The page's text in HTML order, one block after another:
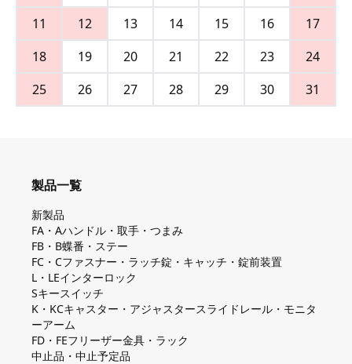
11
12 13 14 15 16
17
18
19 20 21 22 23
24
25
26 27 28 29 30 31
製品一覧
新製品
FA・Aハンドル・取手・つまみ
FB・B蝶番・ステー
FC・Cファスナー・ラッチ錠・キャッチ・錠前装置
L・LEインターロック
Sキースイッチ
K・KCキャスター・アジャスタースライドレール・モニタ
ーアーム
FD・FEフリーザー金具・ラック
中止品・中止予定品